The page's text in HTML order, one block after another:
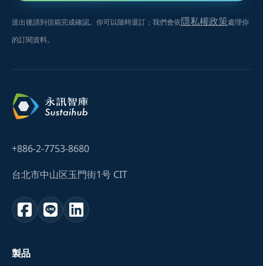
送出後請到信箱完成確認。你可以隨時退訂；我們會依隱私權政策處理你
的訂閱資料。
+886-2-7753-8680
台北市中山区玉門街1号 CIT
製品